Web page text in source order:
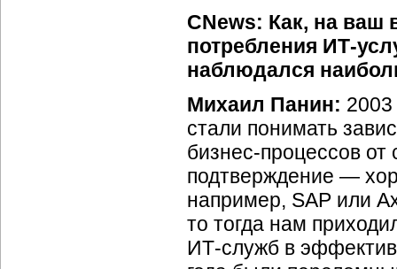
CNews: Как, на ваш
потребления ИТ-
наблюдался
Михаил Панин: 2003
стали понимать
бизнес-процессов от
подтверждение —
например, SAP или
то тогда нам
ИТ-служб в